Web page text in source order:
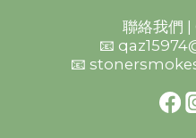
聯絡我們
📧
📧